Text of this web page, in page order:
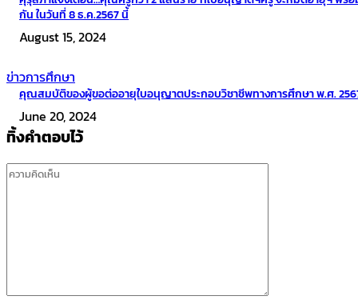
กัน ในวันที่ 8 ธ.ค.2567 นี้
August 15, 2024
ข่าวการศึกษา
คุณสมบัติของผู้ขอต่ออายุใบอนุญาตประกอบวิชาชีพทางการศึกษา พ.ศ.
June 20, 2024
ทิ้งคำตอบไว้